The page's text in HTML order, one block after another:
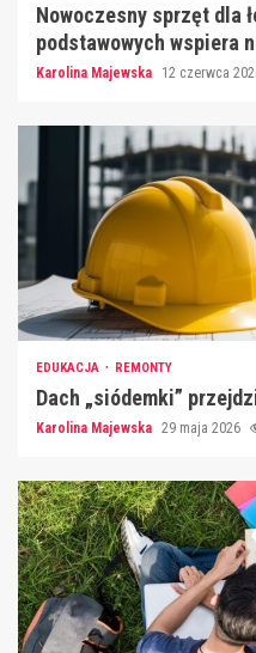
Nowoczesny sprzęt dla
podstawowych wspiera
Karolina Majewska 12 czerwca
EDUKACJA REMONTY
Dach „siódemki”
Karolina Majewska 29 maja 2026